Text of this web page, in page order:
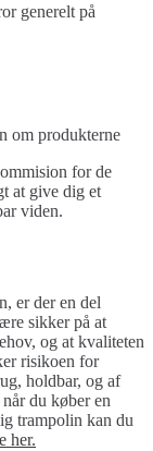
generelt på
om produkterne
for de
at give dig et
viden.
er der en del
sikker på at
og at kvaliteten
risikoen for
holdbar, og af
du køber en
trampolin kan du
her.